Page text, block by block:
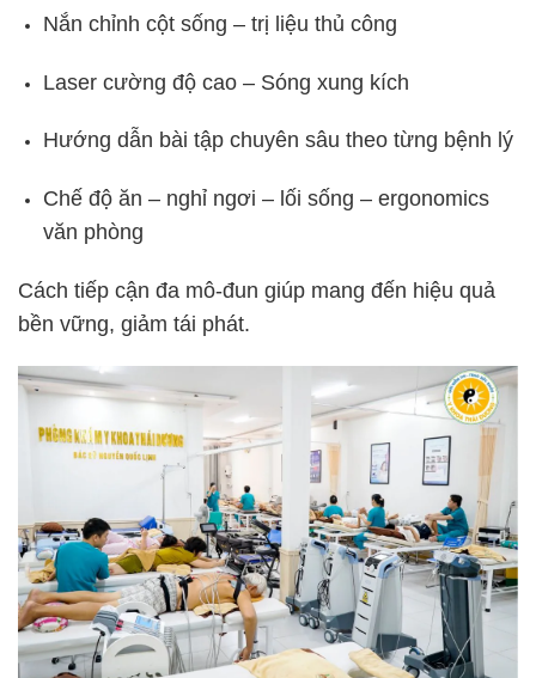
Nắn chỉnh cột sống – trị liệu thủ công
Laser cường độ cao – Sóng xung kích
Hướng dẫn bài tập chuyên sâu theo từng bệnh lý
Chế độ ăn – nghỉ ngơi – lối sống – ergonomics
văn phòng
Cách tiếp cận đa mô-đun giúp mang đến hiệu quả
bền vững, giảm tái phát.